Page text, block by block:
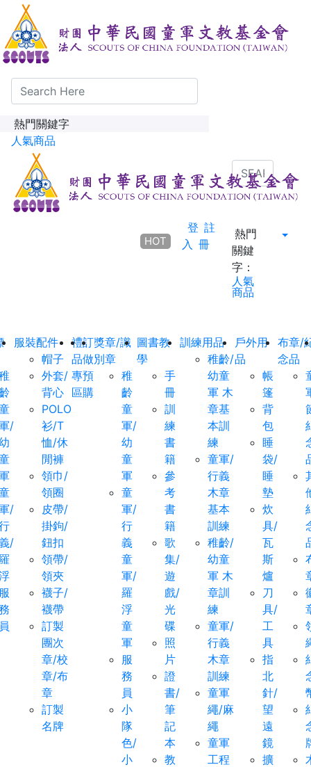
熱門關鍵字
人氣商品
HOT
登
入
註
冊
熱門
關鍵
字：
人氣
商品
/
/
/
服裝配件
帽子
外套/
背心
POLO
衫/T
恤/休
閒褲
領巾/
領圈
皮帶/
掛鉤/
鈕扣
領帶/
領夾
襪子/
襪帶
訂製
團次
章/校
章/布
章
訂製
名牌
禮
品
專
區
訂
做
預
購
獎章/識
別章
稚
齡
童
軍/
幼
童
軍
童
軍/
行
義
童
軍/
羅
浮
童
軍
服
務
員
小
隊
色/
小
圖書教
學
手
冊
訓
練
書
籍
參
考
書
籍
歌
集/
遊
戲/
光
碟
照
片
證
書/
筆
記
本
教
訓練用品
稚齡/
幼童
軍 木
章基
本訓
練
童軍/
行義
木章
基本
訓練
稚齡/
幼童
軍 木
章訓
練
童軍/
行義
木章
訓練
童軍
繩/麻
繩
童軍
工程
戶外用
品
帳
篷
背
包
睡
袋/
睡
墊
炊
具/
瓦
斯
爐
刀
具/
工
具
指
北
針/
望
遠
鏡
擴
布章/
念品